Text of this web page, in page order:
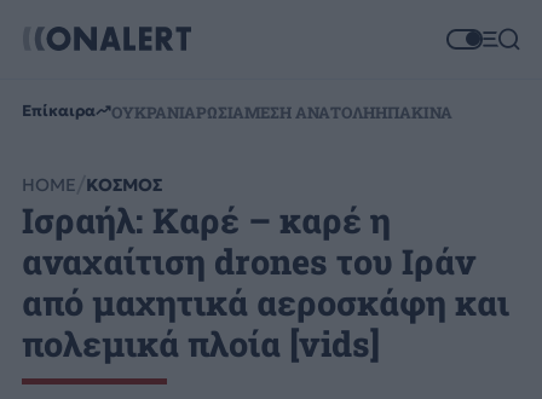
Επίκαιρα ΟΥΚΡΑΝΙΑΡΩΣΙΑΜΕΣΗ ΑΝΑΤΟΛΗΗΠΑΚΙΝΑ
HOME ΚΟΣΜΟΣ
Ισραήλ: Καρέ – καρέ η
αναχαίτιση drones του Ιράν
από μαχητικά αεροσκάφη και
πολεμικά πλοία [vids]